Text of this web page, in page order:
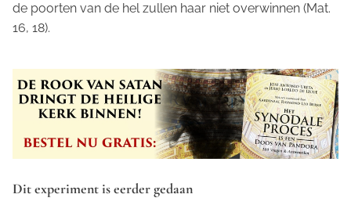
de poorten van de hel zullen haar niet overwinnen (Mat.
16, 18).
Dit experiment is eerder gedaan